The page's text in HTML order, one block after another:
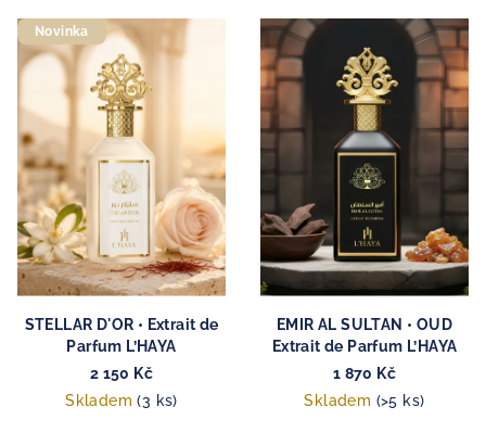
Novinka
STELLAR D'OR • Extrait de
Parfum L’HAYA
2 150 Kč
Skladem(3 ks)
EMIR AL SULTAN • OUD
Extrait de Parfum L’HAYA
1 870 Kč
Skladem (>5 ks)